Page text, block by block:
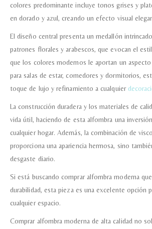
colores predominante incluye tonos grises y
en dorado y azul, creando un efecto visual
El diseño central presenta un medallón
patrones florales y arabescos, que evocan el
que los colores modernos le aportan un
para salas de estar, comedores y dormitorios,
toque de lujo y refinamiento a cualquier
La construcción duradera y los materiales de
vida útil, haciendo de esta alfombra una
cualquier hogar. Además, la combinación de
proporciona una apariencia hermosa, sino
desgaste diario.
Si está buscando comprar alfombra moderna
durabilidad, esta pieza es una excelente opción
cualquier espacio.
Comprar alfombra moderna de alta calidad no
Acuerdo RGPD*
Doy mi consentimiento para que
esta web almacene la
puedan responder a mi petición.